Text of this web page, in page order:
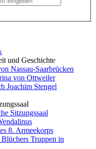
und Geschichte
Nassau-Saarbrücken
von Ottweiler
Joachim Stengel
Sitzungssaal
8. Armeekorps
Truppen in